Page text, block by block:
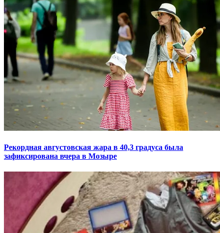
Рекордная августовская жара в 40,3 градуса была
зафиксирована вчера в Мозыре